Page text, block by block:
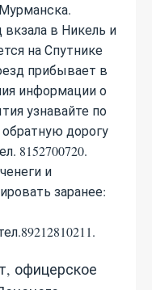
в Никель и
на Спутнике
прибывает в
информации о
узнавайте по
обратную дорогу
8152700720.
и
заранее:
офицерское